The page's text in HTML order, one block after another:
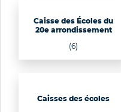
Caisse des Écoles du
20e arrondissement
(6)
Caisses des écoles